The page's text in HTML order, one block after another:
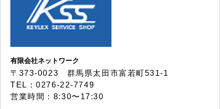
有限会社ネットワーク
〒373-0023 群馬県太田市富若町531-1
TEL：0276-22-7749
営業時間：8:30〜17:30